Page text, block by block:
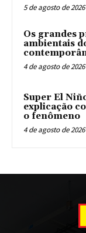
5 de agosto de 2026
Os grandes
ambientais
4 de agosto de 2026
Super El
explicação
o fenômeno
4 de agosto de 2026